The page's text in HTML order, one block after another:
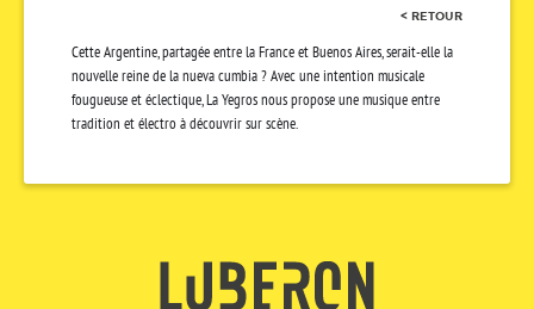
< RETOUR
Cette Argentine, partagée entre la France et Buenos Aires, serait-elle la
nouvelle reine de la nueva cumbia ? Avec une intention musicale
fougueuse et éclectique, La Yegros nous propose une musique entre
tradition et électro à découvrir sur scène.